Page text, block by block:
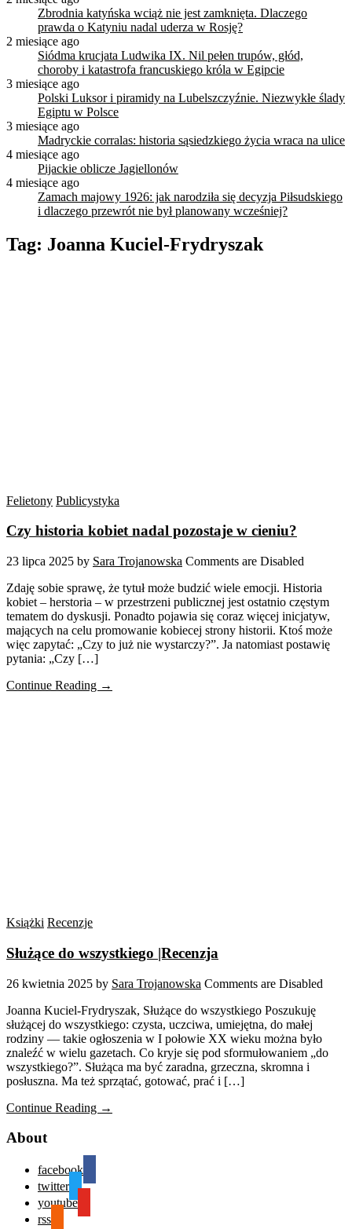
Zbrodnia katyńska wciąż nie jest zamknięta. Dlaczego
prawda o Katyniu nadal uderza w Rosję?
2 miesiące ago
Siódma krucjata Ludwika IX. Nil pełen trupów, głód,
choroby i katastrofa francuskiego króla w Egipcie
3 miesiące ago
Polski Luksor i piramidy na Lubelszczyźnie. Niezwykłe ślady
Egiptu w Polsce
3 miesiące ago
Madryckie corralas: historia sąsiedzkiego życia wraca na ulice
4 miesiące ago
Pijackie oblicze Jagiellonów
4 miesiące ago
Zamach majowy 1926: jak narodziła się decyzja Piłsudskiego
i dlaczego przewrót nie był planowany wcześniej?
Tag: Joanna Kuciel-Frydryszak
Felietony Publicystyka
Czy historia kobiet nadal pozostaje w cieniu?
23 lipca 2025 by Sara Trojanowska Comments are Disabled
Zdaję sobie sprawę, że tytuł może budzić wiele emocji. Historia
kobiet – herstoria – w przestrzeni publicznej jest ostatnio częstym
tematem do dyskusji. Ponadto pojawia się coraz więcej inicjatyw,
mających na celu promowanie kobiecej strony historii. Ktoś może
więc zapytać: „Czy to już nie wystarczy?”. Ja natomiast postawię
pytania: „Czy […]
Continue Reading →
Książki Recenzje
Służące do wszystkiego |Recenzja
26 kwietnia 2025 by Sara Trojanowska Comments are Disabled
Joanna Kuciel-Frydryszak, Służące do wszystkiego Poszukuję
służącej do wszystkiego: czysta, uczciwa, umiejętna, do małej
rodziny — takie ogłoszenia w I połowie XX wieku można było
znaleźć w wielu gazetach. Co kryje się pod sformułowaniem „do
wszystkiego?”. Służąca ma być zaradna, grzeczna, skromna i
posłuszna. Ma też sprzątać, gotować, prać i […]
Continue Reading →
About
facebook
twitter
youtube
rss